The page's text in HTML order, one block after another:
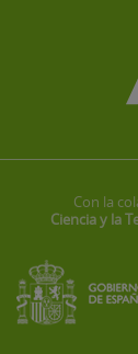
Con la
Ciencia y la